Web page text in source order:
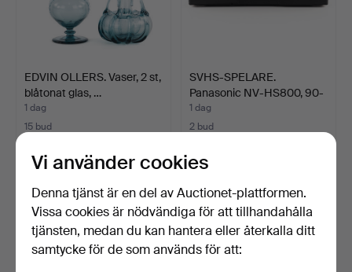
EDVIN OLLERS. Vaser, 2 st,
blåtonat glas, …
1 dag
15 bud
SVHS-SPELARE.
Panasonic NV-HS800, 90-
tal, …
1 dag
2 bud
Vi använder cookies
Denna tjänst är en del av Auctionet-plattformen.
Vissa cookies är nödvändiga för att tillhandahålla
tjänsten, medan du kan hantera eller återkalla ditt
samtycke för de som används för att: